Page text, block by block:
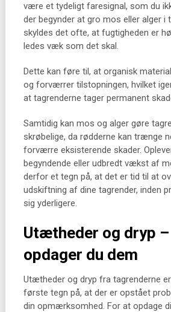
være et tydeligt faresignal, som du
der begynder at gro mos eller alger i
skyldes det ofte, at fugtigheden er
ledes væk som det skal.
Dette kan føre til, at organisk
og forværrer tilstopningen, hvilket
at tagrenderne tager permanent
Samtidig kan mos og alger gøre
skrøbelige, da rødderne kan trænge
forværre eksisterende skader.
begyndende eller udbredt vækst af
derfor et tegn på, at det er tid til at
udskiftning af dine tagrender, inden
sig yderligere.
Utætheder og dryp –
opdager du dem
Utætheder og dryp fra tagrenderne
første tegn på, at der er opstået
din opmærksomhed. For at opdage